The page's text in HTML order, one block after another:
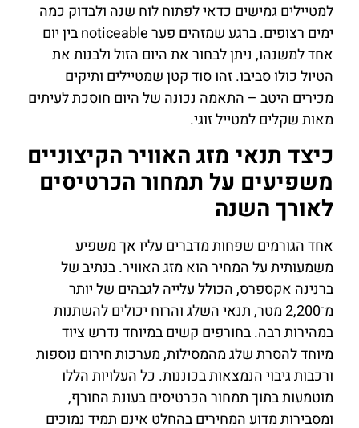
למטיילים גמישים כדאי לפתוח לוח שנה ולבדוק כמה
ימים רצופים. ברגע שמזהים פער noticeable בין יום
אחד למשנהו, ניתן לבחור את היום הזול ולבנות את
הטיול כולו סביבו. זהו סוד קטן שמטיילים ותיקים
מכירים היטב – התאמה נכונה של היום חוסכת לעיתים
מאות שקלים למטייל זוגי.
כיצד תנאי מזג האוויר הקיצוניים
משפיעים על תמחור הכרטיסים
לאורך השנה
אחד הגורמים שפחות מדברים עליו אך משפיע
משמעותית על המחיר הוא מזג האוויר. בנתיב של
ברנינה אקספרס, הכולל עלייה לגבהים של יותר
מ־2,200 מטר, תנאי השלג והרוח יכולים להשתנות
במהירות רבה. בחורפים קשים במיוחד נדרש ציוד
מיוחד להסרת שלג מהמסילות, מערכות חירום נוספות
ורכבות גיבוי הנמצאות בכוננות. כל העלויות הללו
מוטמעות בתוך תמחור הכרטיסים בעונת החורף,
ומסבירות מדוע המחירים בהחלט אינם תמיד נמוכים